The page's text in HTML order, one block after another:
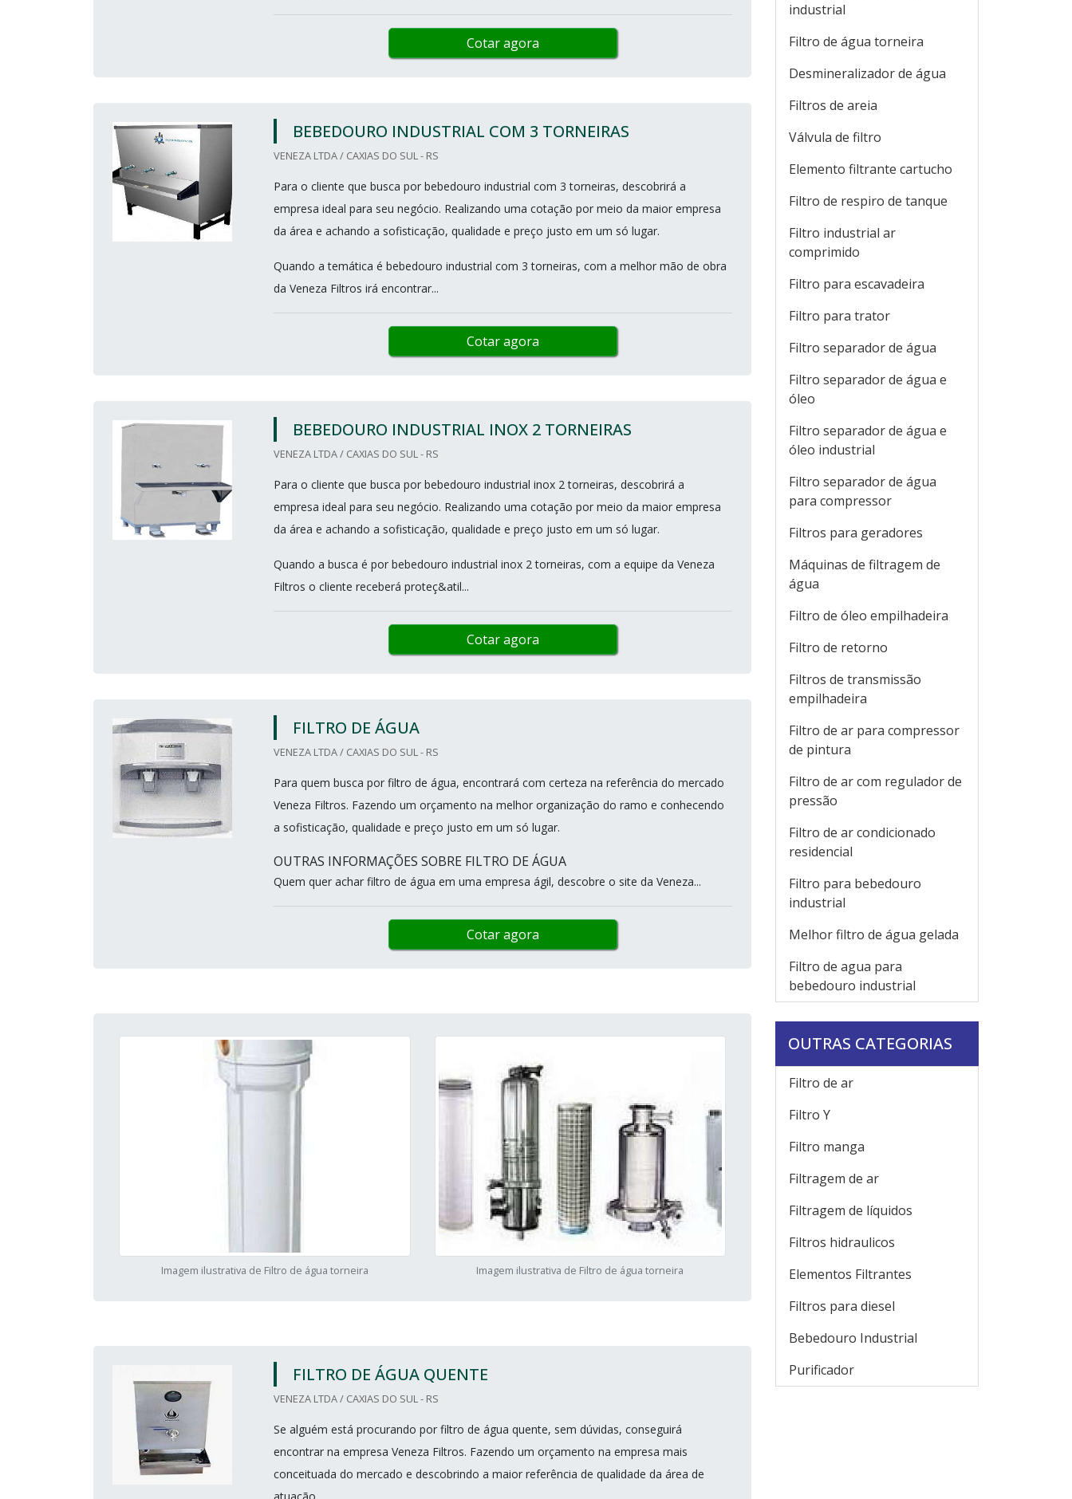
Cotar agora
BEBEDOURO INDUSTRIAL COM 3 TORNEIRAS
VENEZA LTDA / CAXIAS DO SUL - RS
Para o cliente que busca por bebedouro industrial com 3 torneiras, descobrirá a
empresa ideal para seu negócio. Realizando uma cotação por meio da maior empresa
da área e achando a sofisticação, qualidade e preço justo em um só lugar.
Quando a temática é bebedouro industrial com 3 torneiras, com a melhor mão de obra
da Veneza Filtros irá encontrar...
Cotar agora
BEBEDOURO INDUSTRIAL INOX 2 TORNEIRAS
VENEZA LTDA / CAXIAS DO SUL - RS
Para o cliente que busca por bebedouro industrial inox 2 torneiras, descobrirá a
empresa ideal para seu negócio. Realizando uma cotação por meio da maior empresa
da área e achando a sofisticação, qualidade e preço justo em um só lugar.
Quando a busca é por bebedouro industrial inox 2 torneiras, com a equipe da Veneza
Filtros o cliente receberá proteç&atil...
Cotar agora
FILTRO DE ÁGUA
VENEZA LTDA / CAXIAS DO SUL - RS
Para quem busca por filtro de água, encontrará com certeza na referência do mercado
Veneza Filtros. Fazendo um orçamento na melhor organização do ramo e conhecendo
a sofisticação, qualidade e preço justo em um só lugar.
OUTRAS INFORMAÇÕES SOBRE FILTRO DE ÁGUA
Quem quer achar filtro de água em uma empresa ágil, descobre o site da Veneza...
Cotar agora
Imagem ilustrativa de Filtro de água torneira Imagem ilustrativa de Filtro de água torneira
FILTRO DE ÁGUA QUENTE
VENEZA LTDA / CAXIAS DO SUL - RS
Se alguém está procurando por filtro de água quente, sem dúvidas, conseguirá
encontrar na empresa Veneza Filtros. Fazendo um orçamento na empresa mais
conceituada do mercado e descobrindo a maior referência de qualidade da área de
atuação.
industrial
Filtro de água torneira
Desmineralizador de água
Filtros de areia
Válvula de filtro
Elemento filtrante cartucho
Filtro de respiro de tanque
Filtro industrial ar
comprimido
Filtro para escavadeira
Filtro para trator
Filtro separador de água
Filtro separador de água e
óleo
Filtro separador de água e
óleo industrial
Filtro separador de água
para compressor
Filtros para geradores
Máquinas de filtragem de
água
Filtro de óleo empilhadeira
Filtro de retorno
Filtros de transmissão
empilhadeira
Filtro de ar para compressor
de pintura
Filtro de ar com regulador de
pressão
Filtro de ar condicionado
residencial
Filtro para bebedouro
industrial
Melhor filtro de água gelada
Filtro de agua para
bebedouro industrial
OUTRAS CATEGORIAS
Filtro de ar
Filtro Y
Filtro manga
Filtragem de ar
Filtragem de líquidos
Filtros hidraulicos
Elementos Filtrantes
Filtros para diesel
Bebedouro Industrial
Purificador